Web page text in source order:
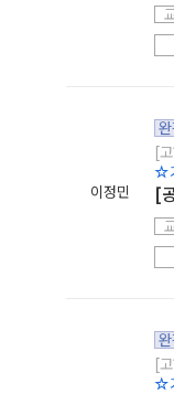
이정민
[
☆
[
[
☆